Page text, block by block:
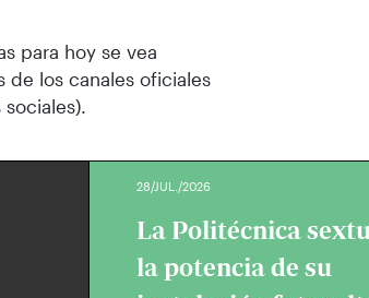
para hoy se vea
de los canales oficiales
28/JUL./2026
La Politécnica
la potencia de su